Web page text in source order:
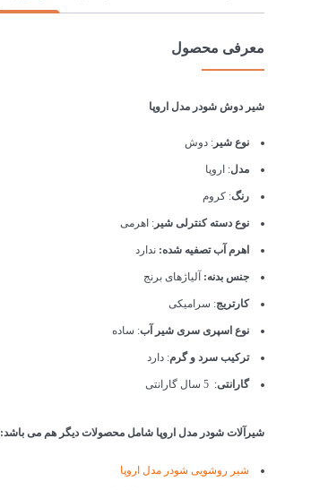
معرفی محصول
شیر دوش شودر مدل اروپا
نوع شیر : دوش
مدل: اروپا
رنگ: کروم
نوع دسته کنترلی شیر : اهرمی
اهرم آب تصفیه شده: ندارد
جنس بدنه: آلیاژهای برنج
کارتریج: سرامیکی
نوع اسپری سری شیر آب: ساده
ترکیب سرد و گرم: دارد
گارانتی: 5 سال گارانتی
شیرآلات شودر مدل اروپا شامل محصولات دیگر هم می باشد:
شیر روشویی شودر مدل اروپا